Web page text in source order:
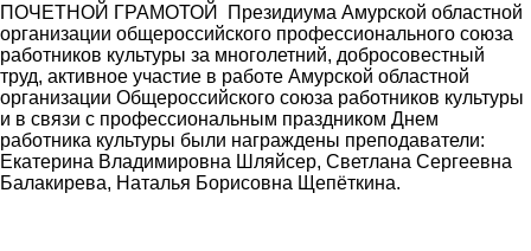
ПОЧЕТНОЙ ГРАМОТОЙ Президиума Амурской областной
организации общероссийского профессионального союза
работников культуры за многолетний, добросовестный
труд, активное участие в работе Амурской областной
организации Общероссийского союза работников культуры
и в связи с профессиональным праздником Днем
работника культуры были награждены преподаватели:
Екатерина Владимировна Шляйсер, Светлана Сергеевна
Балакирева, Наталья Борисовна Щепёткина.